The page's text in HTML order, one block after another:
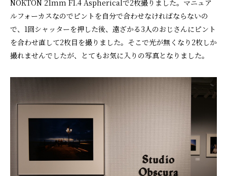
NOKTON 21mm F1.4 Asphericalで2枚撮りました。マニュア
ルフォーカスなのでピントを自分で合わせなければならないの
で、1回シャッターを押した後、遠ざかる3人のおじさんにピント
を合わせ直して2枚目を撮りました。そこで光が無くなり2枚しか
撮れませんでしたが、とてもお気に入りの写真となりました。